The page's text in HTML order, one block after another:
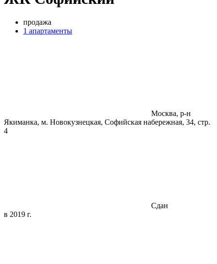
продажа
1 апартаменты
Москва, р-н
Якиманка, м. Новокузнецкая, Софийская набережная, 34, стр.
4
Сдан
в 2019 г.